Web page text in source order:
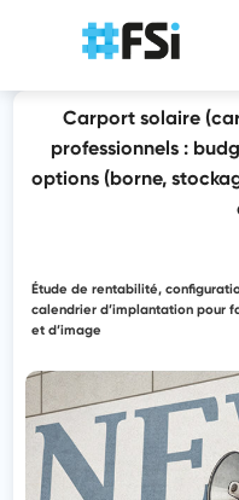
Carport solaire
professionnels :
options (borne,
Étude de rentabilité,
calendrier d’implantation pour
et d’image